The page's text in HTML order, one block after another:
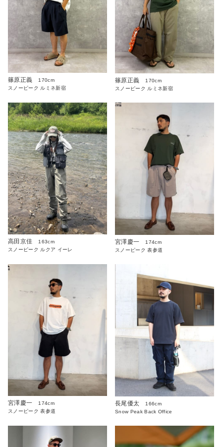
篠原正義
170cm
スノーピーク ルミネ新宿
篠原正義
170cm
スノーピーク ルミネ新宿
高田京佳
163cm
スノーピーク ルクア イーレ
宮澤慶一
174cm
スノーピーク 表参道
宮澤慶一
174cm
スノーピーク 表参道
長尾優太
166cm
Snow Peak Back Office